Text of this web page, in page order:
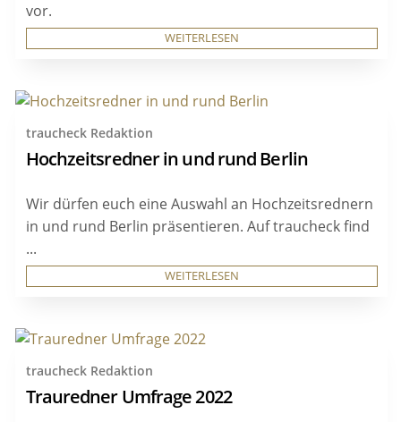
vor.
WEITERLESEN
traucheck Redaktion
Hochzeitsredner in und rund Berlin
Wir dürfen euch eine Auswahl an Hochzeitsrednern
in und rund Berlin präsentieren. Auf traucheck find
...
WEITERLESEN
traucheck Redaktion
Trauredner Umfrage 2022